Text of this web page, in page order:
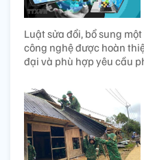
Luật sửa đổi, bổ sung
công nghệ được hoàn
đại và phù hợp yêu cầu